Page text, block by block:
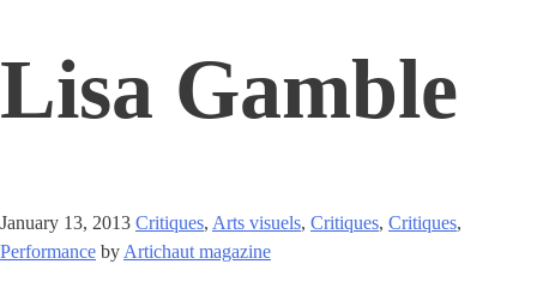
Lisa Gamble
January 13, 2013 Critiques, Arts visuels, Critiques, Critiques,
Performance by Artichaut magazine